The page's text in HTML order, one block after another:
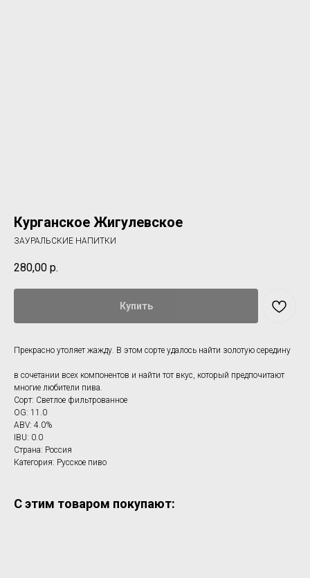
Курганское Жигулевское
ЗАУРАЛЬСКИЕ НАПИТКИ
280,00 р.
Купить
Прекрасно утоляет жажду. В этом сорте удалось найти золотую середину
в сочетании всех компонентов и найти тот вкус, который предпочитают
многие любители пива.
Сорт: Светлое фильтрованное
OG: 11.0
ABV: 4.0%
IBU: 0.0
Страна: Россия
Категория: Русское пиво
С этим товаром покупают: